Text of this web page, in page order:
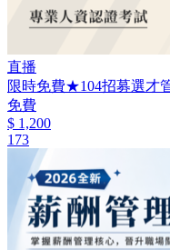
直播
限時免費★104招募選才
免費
$ 1,200
173